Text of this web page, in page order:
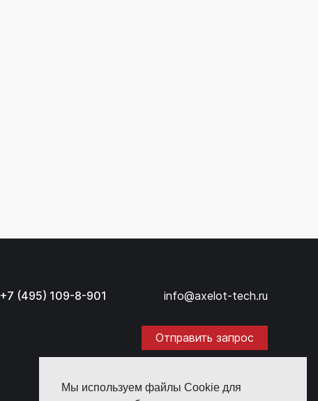
Мы используем файлы Cookie для
+7 (495) 109-8-901 info@axelot-tech.ru
Отправить запрос